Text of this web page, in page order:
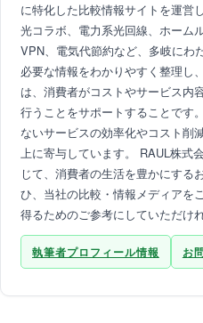
に特化した比較情報サイトを運営
光コラボ、電力系光回線、ホーム
VPN、電気代節約など、多岐にわ
必要な情報をわかりやすく整理し
は、消費者がコストやサービス内
行うことをサポートすることです
ないサービスの効率化やコスト削
上に寄与しています。 RAUL株式
じて、消費者の生活を豊かにする
ひ、当社の比較・情報メディアを
得るためのご参考にしていただけ
執筆者プロフィール情報 お